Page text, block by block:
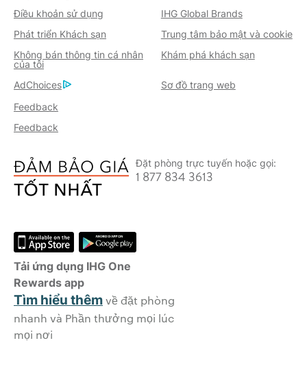
Điều khoản sử dụng
IHG Global Brands
Phát triển Khách sạn
Trung tâm bảo mật và cookie
Không bán thông tin cá nhân
của tôi
Khám phá khách sạn
AdChoices
Sơ đồ trang web
Feedback
Feedback
Đặt phòng trực tuyến hoặc gọi:
1 877 834 3613
Tải ứng dụng IHG One
Rewards app
Tìm hiểu thêmvề đặt phòng
nhanh và Phần thưởng mọi lúc
mọi nơi